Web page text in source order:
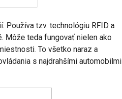
Používa tzv. technológiu RFID a
Môže teda fungovať nielen ako
To všetko naraz a
s najdrahšími automobilmi
AUTO TESTY
Lexus UX sa pomaly lúči,
sa kúpiť ešte…